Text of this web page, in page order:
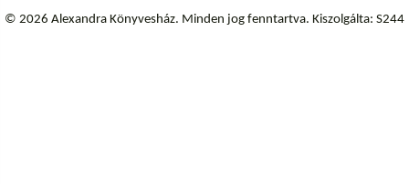
© 2026 Alexandra Könyvesház. Minden jog fenntartva. Kiszolgálta: S244